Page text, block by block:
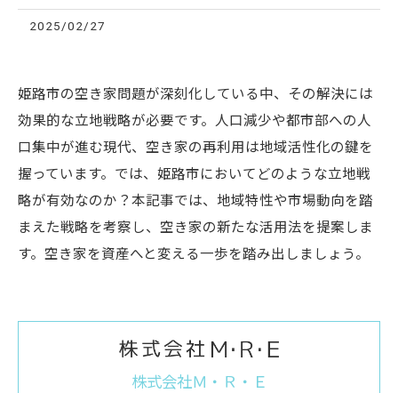
2025/02/27
姫路市の空き家問題が深刻化している中、その解決には
効果的な立地戦略が必要です。人口減少や都市部への人
口集中が進む現代、空き家の再利用は地域活性化の鍵を
握っています。では、姫路市においてどのような立地戦
略が有効なのか？本記事では、地域特性や市場動向を踏
まえた戦略を考察し、空き家の新たな活用法を提案しま
す。空き家を資産へと変える一歩を踏み出しましょう。
株式会社Ｍ・Ｒ・Ｅ